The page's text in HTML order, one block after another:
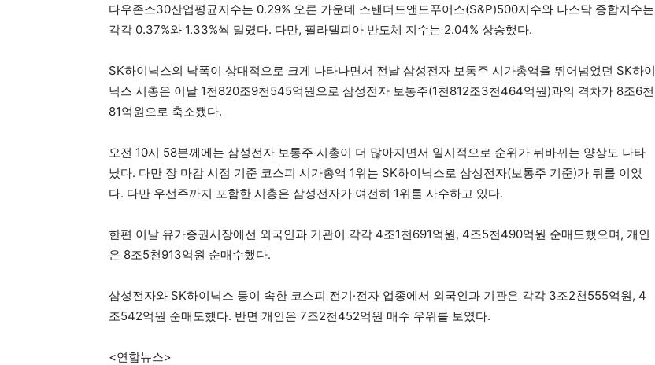
다우존스30산업평균지수는 0.29% 오른 가운데 스탠더드앤드푸어스(S&P)500지수와 나스닥 종합지수는
각각 0.37%와 1.33%씩 밀렸다. 다만, 필라델피아 반도체 지수는 2.04% 상승했다.
SK하이닉스의 낙폭이 상대적으로 크게 나타나면서 전날 삼성전자 보통주 시가총액을 뛰어넘었던 SK하이
닉스 시총은 이날 1천820조9천545억원으로 삼성전자 보통주(1천812조3천464억원)과의 격차가 8조6천
81억원으로 축소됐다.
오전 10시 58분께에는 삼성전자 보통주 시총이 더 많아지면서 일시적으로 순위가 뒤바뀌는 양상도 나타
났다. 다만 장 마감 시점 기준 코스피 시가총액 1위는 SK하이닉스로 삼성전자(보통주 기준)가 뒤를 이었
다. 다만 우선주까지 포함한 시총은 삼성전자가 여전히 1위를 사수하고 있다.
한편 이날 유가증권시장에선 외국인과 기관이 각각 4조1천691억원, 4조5천490억원 순매도했으며, 개인
은 8조5천913억원 순매수했다.
삼성전자와 SK하이닉스 등이 속한 코스피 전기·전자 업종에서 외국인과 기관은 각각 3조2천555억원, 4
조542억원 순매도했다. 반면 개인은 7조2천452억원 매수 우위를 보였다.
<연합뉴스>